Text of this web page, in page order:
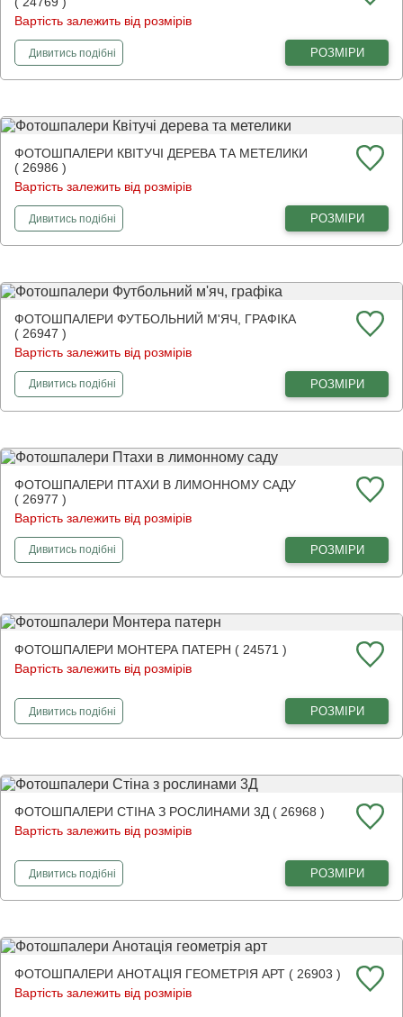
Вартість залежить від розмірів
Дивитисьфотошпалери
подібні РОЗМІРИ
ФОТОШПАЛЕРИ КВІТУЧІ ДЕРЕВА ТА МЕТЕЛИКИ
( 26986 )
Вартість залежить від розмірів
Дивитисьфотошпалери
подібні РОЗМІРИ
ФОТОШПАЛЕРИ ФУТБОЛЬНИЙ М'ЯЧ, ГРАФІКА
( 26947 )
Вартість залежить від розмірів
Дивитисьфотошпалери
подібні РОЗМІРИ
ФОТОШПАЛЕРИ ПТАХИ В ЛИМОННОМУ САДУ
( 26977 )
Вартість залежить від розмірів
Дивитисьфотошпалери
подібні РОЗМІРИ
ФОТОШПАЛЕРИ МОНТЕРА ПАТЕРН ( 24571 )
Вартість залежить від розмірів
Дивитисьфотошпалери
подібні РОЗМІРИ
ФОТОШПАЛЕРИ СТІНА З РОСЛИНАМИ 3Д ( 26968 )
Вартість залежить від розмірів
Дивитисьфотошпалери
подібні РОЗМІРИ
ФОТОШПАЛЕРИ АНОТАЦІЯ ГЕОМЕТРІЯ АРТ ( 26903 )
Вартість залежить від розмірів